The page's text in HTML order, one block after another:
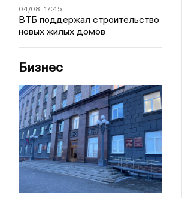
04/08 17:45
ВТБ поддержал строительство
новых жилых домов
Бизнес